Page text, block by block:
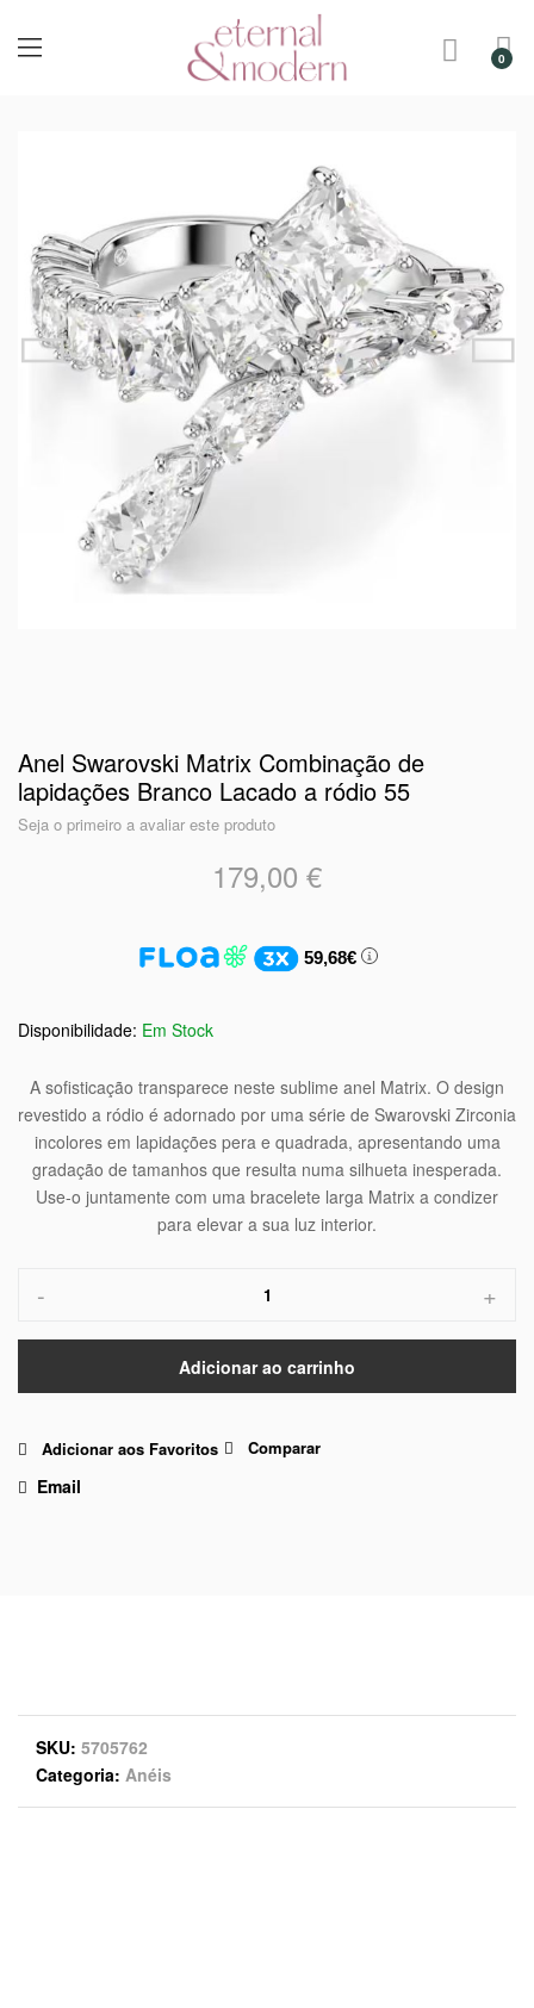
Anel Swarovski Matrix Combinação de
lapidações Branco Lacado a ródio 55
Seja o primeiro a avaliar este produto
179,00 €
59,68€
Em Stock
A sofisticação transparece neste sublime anel Matrix. O design
revestido a ródio é adornado por uma série de Swarovski Zirconia
incolores em lapidações pera e quadrada, apresentando uma
gradação de tamanhos que resulta numa silhueta inesperada.
Use-o juntamente com uma bracelete larga Matrix a condizer
para elevar a sua luz interior.
- +
Adicionar ao carrinho
Adicionar aos Favoritos Comparar
Email
SKU 5705762
Categoria Anéis